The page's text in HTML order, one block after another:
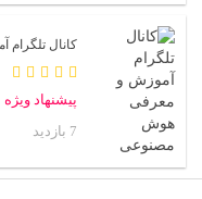
کانال
پیشنهاد ویژه
7 بازدید